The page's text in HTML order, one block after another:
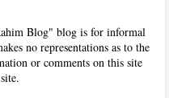
Blog" blog is for informal
no representations as to the
or comments on this site